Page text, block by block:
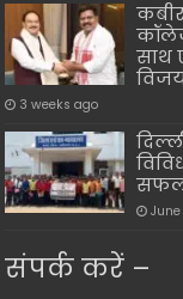
साथ
3 weeks ago
संपर्क करें –